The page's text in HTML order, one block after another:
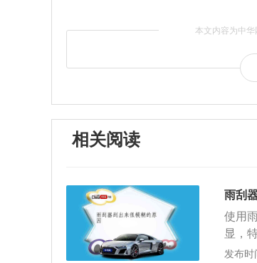
本文内容为中华
相关阅读
雨刮
使用
显，
这种
发布时